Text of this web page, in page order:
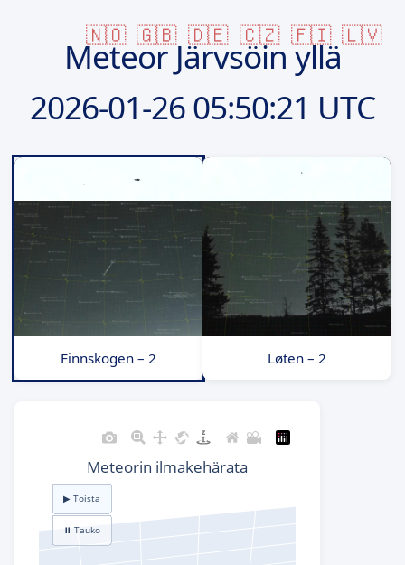
🇳🇴 🇬🇧 🇩🇪 🇨🇿 🇫🇮 🇱🇻
Meteor Järvsöin yllä
2026-01-2605:50:21 UTC
Finnskogen – 2 Løten – 2